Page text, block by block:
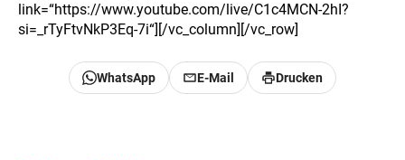
link=“https://www.youtube.com/live/C1c4MCN-2hI?
si=_rTyFtvNkP3Eq-7i“][/vc_column][/vc_row]
WhatsApp E-Mail Drucken